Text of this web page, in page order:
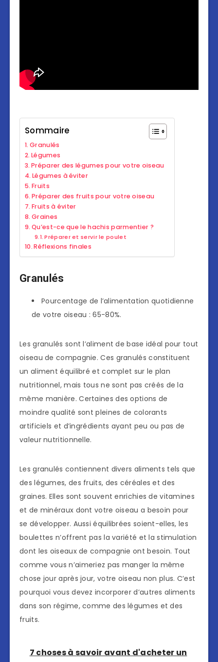
Sommaire
Granulés
Légumes
Préparer des légumes pour votre oiseau
Légumes à éviter
Fruits
Préparer des fruits pour votre oiseau
Fruits à éviter
Graines
Qu’est-ce que le hachis parmentier ?
Préparer et servir le poulet
Réflexions finales
Granulés
Pourcentage de l’alimentation quotidienne
de votre oiseau : 65-80%.
Les granulés sont l’aliment de base idéal pour tout
oiseau de compagnie. Ces granulés constituent
un aliment équilibré et complet sur le plan
nutritionnel, mais tous ne sont pas créés de la
même manière. Certaines des options de
moindre qualité sont pleines de colorants
artificiels et d’ingrédients ayant peu ou pas de
valeur nutritionnelle.
Les granulés contiennent divers aliments tels que
des légumes, des fruits, des céréales et des
graines. Elles sont souvent enrichies de vitamines
et de minéraux dont votre oiseau a besoin pour
se développer. Aussi équilibrées soient-elles, les
boulettes n’offrent pas la variété et la stimulation
dont les oiseaux de compagnie ont besoin. Tout
comme vous n’aimeriez pas manger la même
chose jour après jour, votre oiseau non plus. C’est
pourquoi vous devez incorporer d’autres aliments
dans son régime, comme des légumes et des
fruits.
7 choses à savoir avant d'acheter un